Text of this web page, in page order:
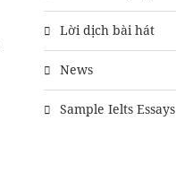
Lời dịch bài hát
News
Sample Ielts Essays